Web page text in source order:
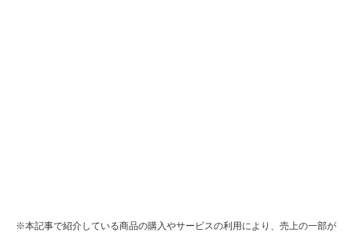
※本記事で紹介している商品の購入やサービスの利用により、売上の一部が